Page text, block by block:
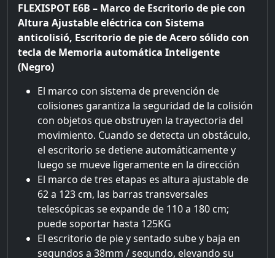
FLEXISPOT E6B – Marco de Escritorio de pie con
Altura Ajustable eléctrica con Sistema
anticolisió, Escritorio de pie de Acero sólido con
tecla de Memoria automática Inteligente
(Negro)
El marco con sistema de prevención de
colisiones garantiza la seguridad de la colisión
con objetos que obstruyen la trayectoria del
movimiento. Cuando se detecta un obstáculo,
el escritorio se detiene automáticamente y
luego se mueve ligeramente en la dirección
El marco de tres etapas es altura ajustable de
62 a 123 cm, las barras transversales
telescópicas se expande de 110 a 180 cm;
puede soportar hasta 125KG
El escritorio de pie y sentado sube y baja en
segundos a 38mm / segundo, elevando su